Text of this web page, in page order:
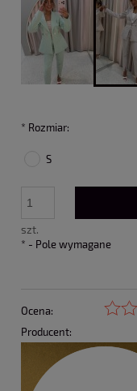
* Rozmiar:
S
szt.
* - Pole wymagane
Ocena:
Producent: